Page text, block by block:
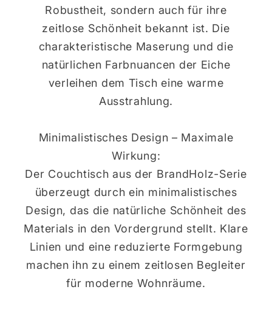
Robustheit, sondern auch für ihre
zeitlose Schönheit bekannt ist. Die
charakteristische Maserung und die
natürlichen Farbnuancen der Eiche
verleihen dem Tisch eine warme
Ausstrahlung.
Minimalistisches Design – Maximale
Wirkung:
Der Couchtisch aus der BrandHolz-Serie
überzeugt durch ein minimalistisches
Design, das die natürliche Schönheit des
Materials in den Vordergrund stellt. Klare
Linien und eine reduzierte Formgebung
machen ihn zu einem zeitlosen Begleiter
für moderne Wohnräume.